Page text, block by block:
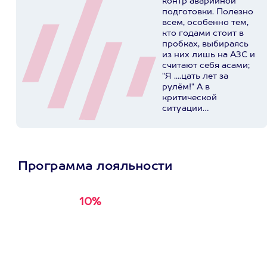
подготовки. Полезно
всем, особенно тем,
кто годами стоит в
пробках, выбираясь
из них лишь на АЗС и
считают себя асами;
"Я ....цать лет за
рулём!" А в
критической
ситуации
окружающих. У ребят
Программа лояльности
10%